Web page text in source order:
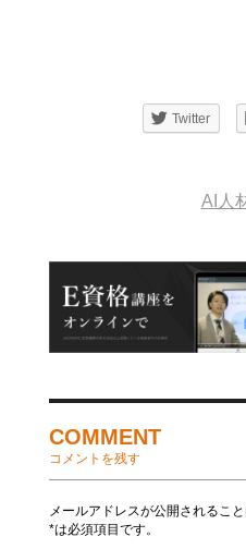
Twitter
AI人
COMMENT
コメントを残す
メールアドレスが公開されること
*は必須項目です。